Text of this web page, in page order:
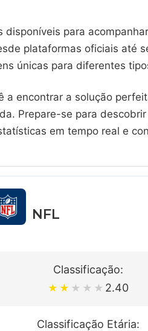
disponíveis para
plataformas oficiais até
únicas para diferentes
a encontrar a solução
Prepare-se para
em tempo real e
NFL
Classificação:
★ ★ ★ ★ ★ 2.40
Classificação Etária: